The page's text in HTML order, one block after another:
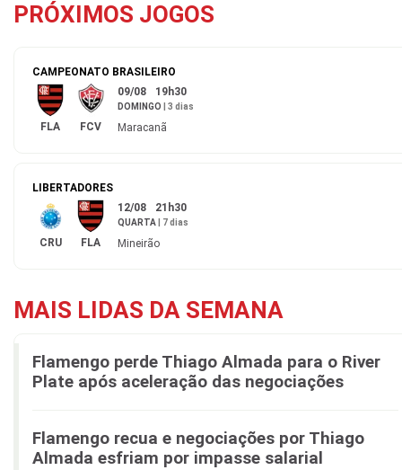
PRÓXIMOS JOGOS
CAMPEONATO BRASILEIRO
FLA FCV
09/08 19h30
DOMINGO 3 dias
Maracanã
LIBERTADORES
CRU FLA
12/08 21h30
QUARTA 7 dias
Mineirão
MAIS LIDAS DA SEMANA
Flamengo perde Thiago Almada para o River
Plate após aceleração das negociações
Flamengo recua e negociações por Thiago
Almada esfriam por impasse salarial